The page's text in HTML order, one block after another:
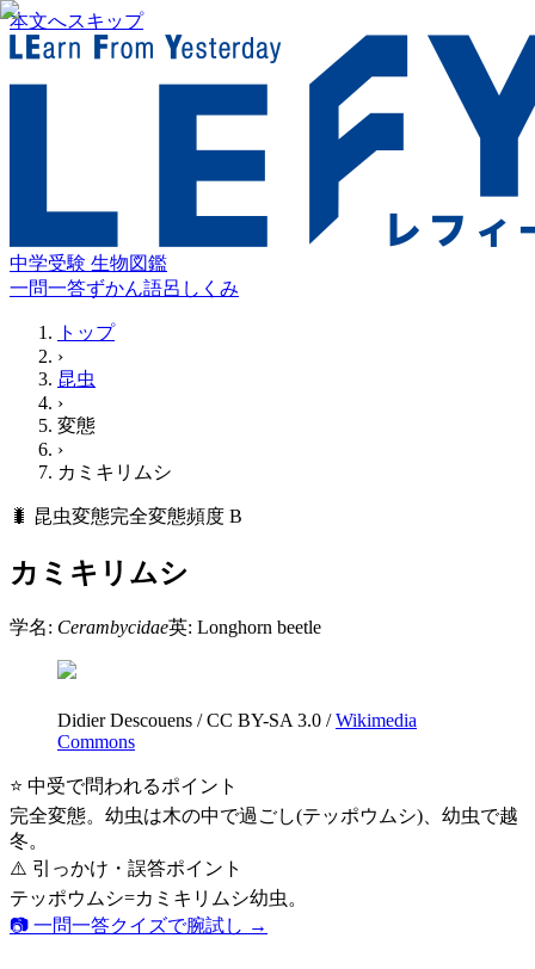
本文へスキップ
中学受験 生物図鑑
一問一答ずかん語呂 しくみ
トップ
›
昆虫
›
変態
›
カミキリムシ
🐛 昆虫変態完全変態頻度 B
カミキリムシ
学名: Cerambycidae英: Longhorn beetle
Didier Descouens /CC BY-SA 3.0 / Wikimedia
Commons
⭐ 中受で問われるポイント
完全変態。幼虫は木の中で過ごし(テッポウムシ)、幼虫で越
冬。
⚠️ 引っかけ・誤答ポイント
テッポウムシ=カミキリムシ幼虫。
📷 一問一答クイズで腕試し →